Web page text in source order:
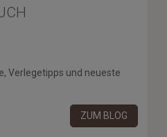
Verlegetipps und neueste
ZUM BLOG